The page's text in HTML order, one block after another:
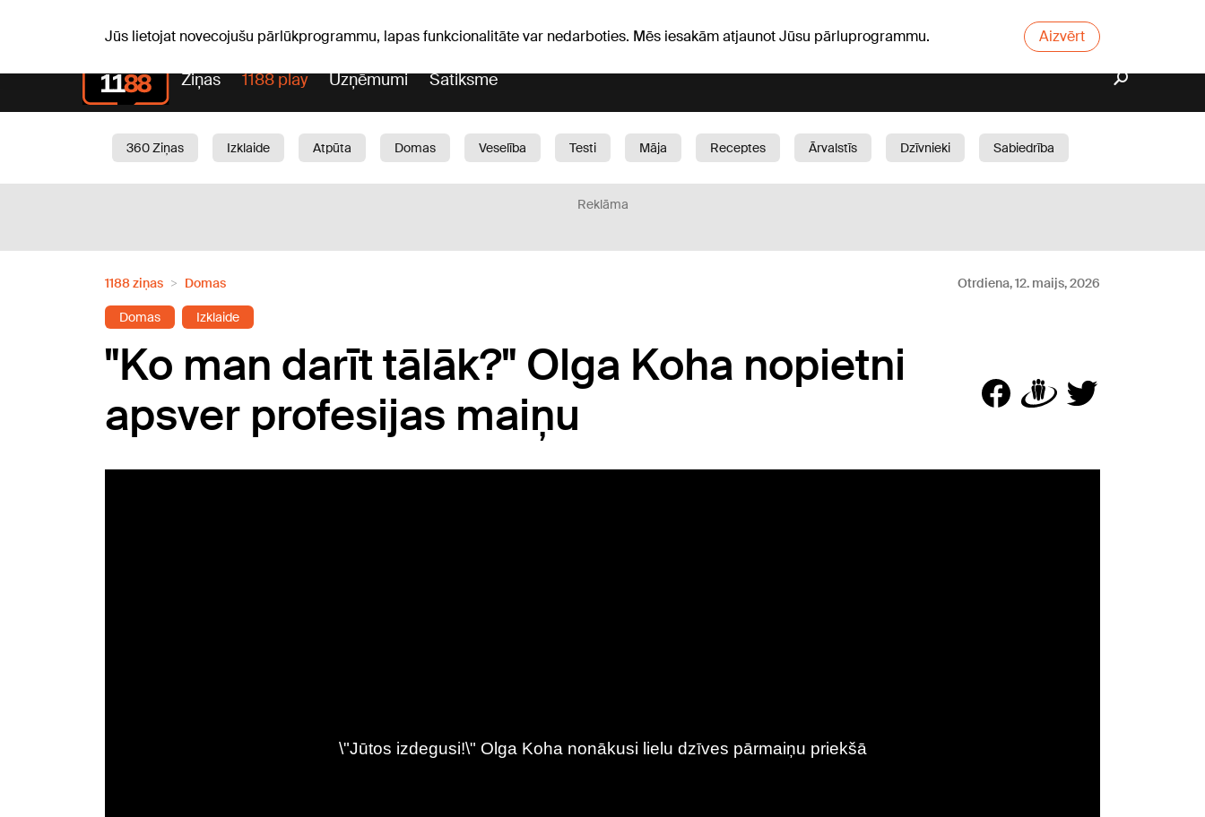
Jūs lietojat novecojušu pārlūkprogrammu, lapas funkcionalitāte var nedarboties. Mēs iesakām atjaunot Jūsu pārluprogrammu. Aizvērt
Ziņas 1188 play Uzņēmumi Satiksme
360 Ziņas Izklaide Atpūta Domas Veselība Testi Māja Receptes Ārvalstīs Dzīvnieki
Sabiedrība
Reklāma
1188 ziņas Domas Otrdiena, 12. maijs, 2026
Domas Izklaide
"Ko man darīt tālāk?" Olga Koha nopietni
apsver profesijas maiņu